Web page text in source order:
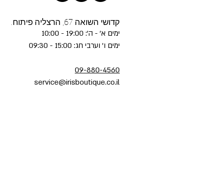
קדושי השואה 67, הרצליה פיתוח.
ימים א' - ה': 19:00 - 10:00
ימים ו' וערבי חג: 15:00 - 09:30
09-880-4560
service@irisboutique.co.il